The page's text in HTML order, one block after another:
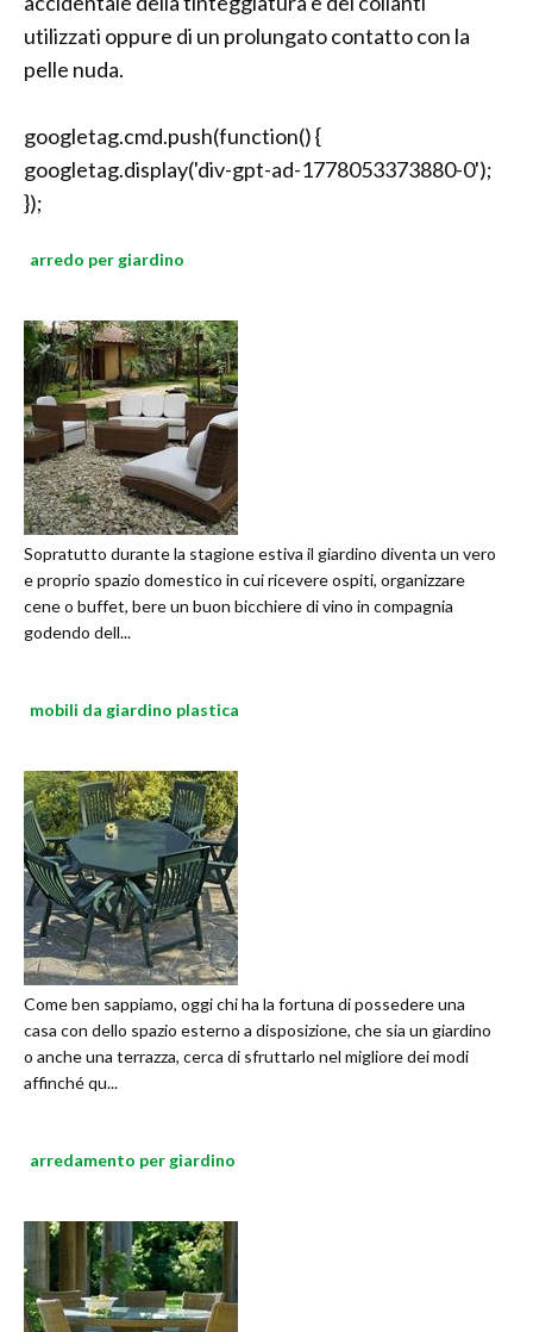
utilizzati oppure di un prolungato contatto con la
pelle nuda.
googletag.cmd.push(function() {
googletag.display('div-gpt-ad-1778053373880-0');
});
arredo per giardino
Sopratutto durante la stagione estiva il giardino diventa un vero
e proprio spazio domestico in cui ricevere ospiti, organizzare
cene o buffet, bere un buon bicchiere di vino in compagnia
godendo dell...
mobili da giardino plastica
Come ben sappiamo, oggi chi ha la fortuna di possedere una
casa con dello spazio esterno a disposizione, che sia un giardino
o anche una terrazza, cerca di sfruttarlo nel migliore dei modi
affinché qu...
arredamento per giardino